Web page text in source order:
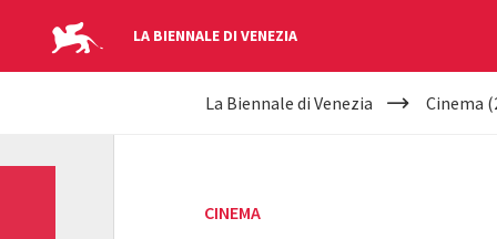
LA BIENNALE DI VENEZIA
YOUR
La Biennale di Venezia Cinema
CINEMA